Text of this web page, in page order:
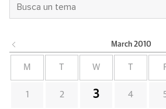
March 2010
M W
1 2 3 4